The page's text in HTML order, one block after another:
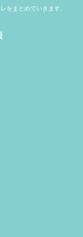
をまとめていきます。